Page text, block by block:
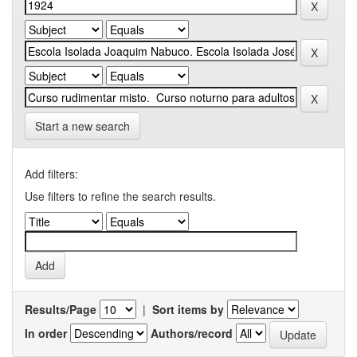
Start a new search
Add filters:
Use filters to refine the search results.
Results/Page | Sort items by
In order
Authors/record